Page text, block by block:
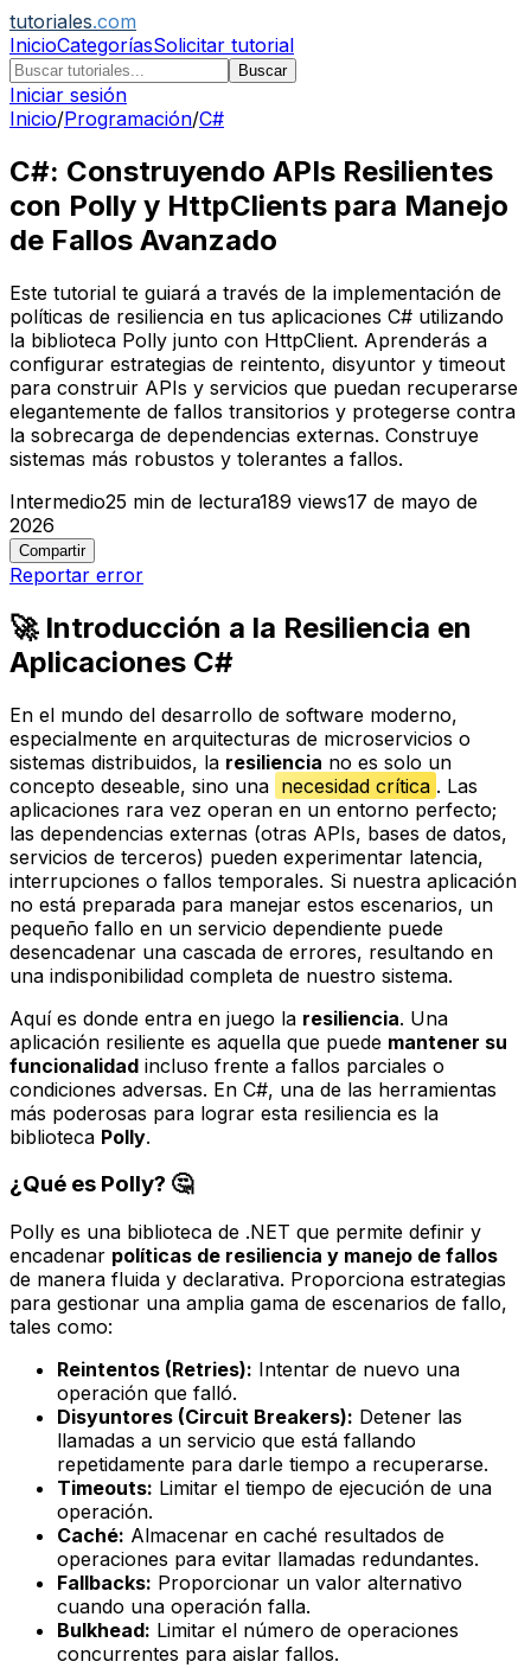
tutoriales.com
InicioCategoríasSolicitar tutorial
Buscar
Iniciar sesión
Inicio/Programación/C#
C#: Construyendo APIs Resilientes
con Polly y HttpClients para Manejo
de Fallos Avanzado
Este tutorial te guiará a través de la implementación de
políticas de resiliencia en tus aplicaciones C# utilizando
la biblioteca Polly junto con HttpClient. Aprenderás a
configurar estrategias de reintento, disyuntor y timeout
para construir APIs y servicios que puedan recuperarse
elegantemente de fallos transitorios y protegerse contra
la sobrecarga de dependencias externas. Construye
sistemas más robustos y tolerantes a fallos.
Intermedio25 min de lectura189 views17 de mayo de
2026
Compartir
Reportar error
🚀 Introducción a la Resiliencia en
Aplicaciones C#
En el mundo del desarrollo de software moderno,
especialmente en arquitecturas de microservicios o
sistemas distribuidos, la resiliencia no es solo un
concepto deseable, sino una necesidad crítica . Las
aplicaciones rara vez operan en un entorno perfecto;
las dependencias externas (otras APIs, bases de datos,
servicios de terceros) pueden experimentar latencia,
interrupciones o fallos temporales. Si nuestra aplicación
no está preparada para manejar estos escenarios, un
pequeño fallo en un servicio dependiente puede
desencadenar una cascada de errores, resultando en
una indisponibilidad completa de nuestro sistema.
Aquí es donde entra en juego la resiliencia. Una
aplicación resiliente es aquella que puede mantener su
funcionalidad incluso frente a fallos parciales o
condiciones adversas. En C#, una de las herramientas
más poderosas para lograr esta resiliencia es la
biblioteca Polly.
¿Qué es Polly? 🤔
Polly es una biblioteca de .NET que permite definir y
encadenar políticas de resiliencia y manejo de fallos
de manera fluida y declarativa. Proporciona estrategias
para gestionar una amplia gama de escenarios de fallo,
tales como:
Reintentos (Retries): Intentar de nuevo una
operación que falló.
Disyuntores (Circuit Breakers): Detener las
llamadas a un servicio que está fallando
repetidamente para darle tiempo a recuperarse.
Timeouts: Limitar el tiempo de ejecución de una
operación.
Caché: Almacenar en caché resultados de
operaciones para evitar llamadas redundantes.
Fallbacks: Proporcionar un valor alternativo
cuando una operación falla.
Bulkhead: Limitar el número de operaciones
concurrentes para aislar fallos.